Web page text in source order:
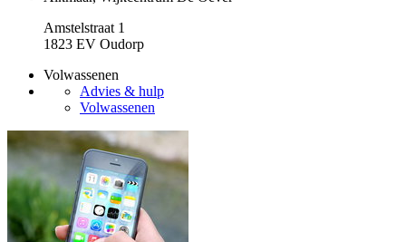
Amstelstraat 1
1823 EV Oudorp
Volwassenen
Advies & hulp
Volwassenen